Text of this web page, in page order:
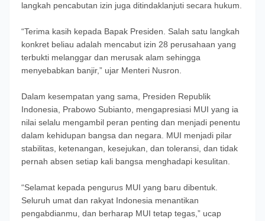
langkah pencabutan izin juga ditindaklanjuti secara hukum.
“Terima kasih kepada Bapak Presiden. Salah satu langkah
konkret beliau adalah mencabut izin 28 perusahaan yang
terbukti melanggar dan merusak alam sehingga
menyebabkan banjir,” ujar Menteri Nusron.
Dalam kesempatan yang sama, Presiden Republik
Indonesia, Prabowo Subianto, mengapresiasi MUI yang ia
nilai selalu mengambil peran penting dan menjadi penentu
dalam kehidupan bangsa dan negara. MUI menjadi pilar
stabilitas, ketenangan, kesejukan, dan toleransi, dan tidak
pernah absen setiap kali bangsa menghadapi kesulitan.
“Selamat kepada pengurus MUI yang baru dibentuk.
Seluruh umat dan rakyat Indonesia menantikan
pengabdianmu, dan berharap MUI tetap tegas,” ucap